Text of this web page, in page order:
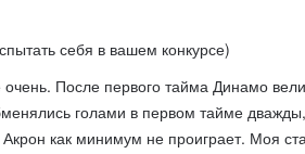
себя в вашем конкурсе)
После первого тайма Динамо
голами в первом тайме
как минимум не проиграет. Моя